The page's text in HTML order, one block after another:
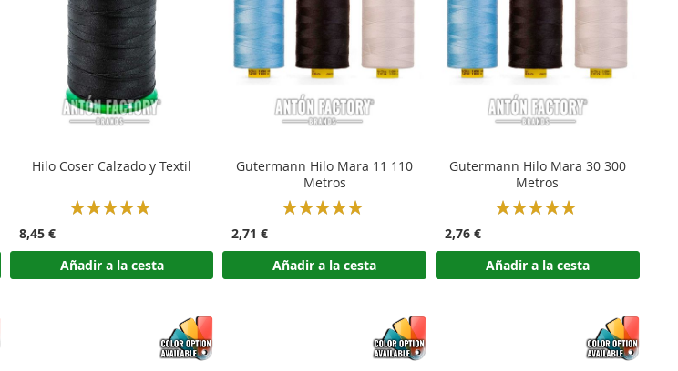
Hilo Coser Calzado y Textil
Rating:
8,45 €
Añadir a la cesta
Gutermann Hilo Mara 11 110
Metros
Rating:
2,71 €
Añadir a la cesta
Gutermann Hilo Mara 30 300
Metros
Rating:
2,76 €
Añadir a la cesta